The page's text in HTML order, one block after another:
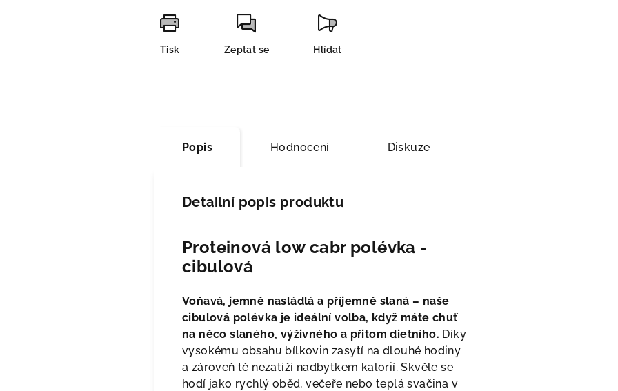
Tisk Zeptat se Hlídat
Popis Hodnocení Diskuze
Detailní popis produktu
Proteinová low cabr polévka -
cibulová
Voňavá, jemně nasládlá a příjemně slaná – naše
cibulová polévka je ideální volba, když máte chuť
na něco slaného, výživného a přitom dietního. Díky
vysokému obsahu bílkovin zasytí na dlouhé hodiny
a zároveň tě nezatíží nadbytkem kalorií. Skvěle se
hodí jako rychlý oběd, večeře nebo teplá svačina v